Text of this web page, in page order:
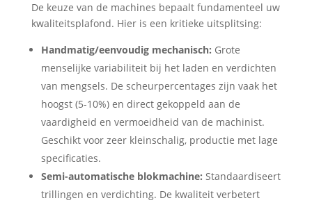
De keuze van de machines bepaalt fundamenteel uw
kwaliteitsplafond. Hier is een kritieke uitsplitsing:
Handmatig/eenvoudig mechanisch: Grote
menselijke variabiliteit bij het laden en verdichten
van mengsels. De scheurpercentages zijn vaak het
hoogst (5-10%) en direct gekoppeld aan de
vaardigheid en vermoeidheid van de machinist.
Geschikt voor zeer kleinschalig, productie met lage
specificaties.
Semi-automatische blokmachine: Standaardiseert
trillingen en verdichting. De kwaliteit verbetert